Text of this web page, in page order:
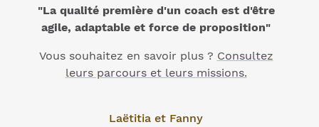
"La qualité première d'un coach est d'être
agile, adaptable et force de proposition"
Vous souhaitez en savoir plus ? Consultez
leurs parcours et leurs missions.
Laëtitia et Fanny